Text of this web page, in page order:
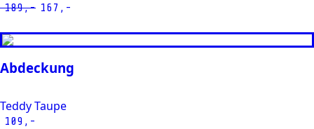
Oorspronkelijke
prijs
was:
€ 189,-.
167,-
Huidige
prijs
is:
€ 167,-.
Abdeckung
Teddy Taupe